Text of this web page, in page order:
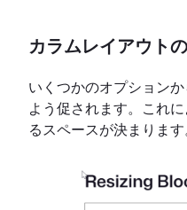
カラムレイアウト
いくつかのオプション
よう促されます。これ
るスペースが決まります